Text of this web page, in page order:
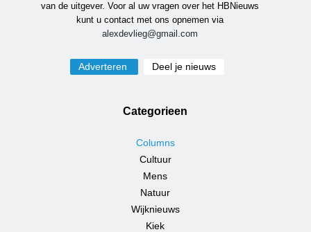
van de uitgever. Voor al uw vragen over het HBNieuws
kunt u contact met ons opnemen via
alexdevlieg@gmail.com
Adverteren Deel je nieuws
Categorieen
Columns
Cultuur
Mens
Natuur
Wijknieuws
Kiek